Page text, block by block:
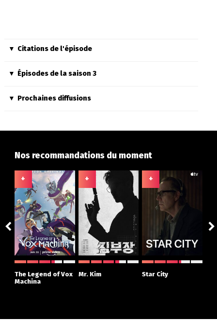
Citations de l'épisode
Épisodes de la saison 3
Prochaines diffusions
Nos recommandations du moment
+
The Legend of Vox
Machina
+
Mr. Kim
+
Star City